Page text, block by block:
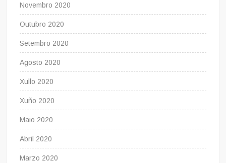
Novembro 2020
Outubro 2020
Setembro 2020
Agosto 2020
Xullo 2020
Xuño 2020
Maio 2020
Abril 2020
Marzo 2020